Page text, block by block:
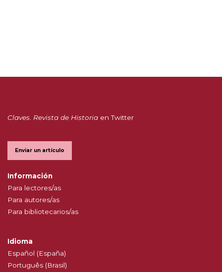
Claves. Revista de Historia en Twitter
Enviar un artículo
Información
Para lectores/as
Para autores/as
Para bibliotecarios/as
Idioma
Español (España)
Português (Brasil)